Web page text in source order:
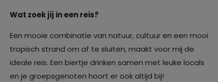
Wat zoek jij in een reis?
Een mooie combinatie van natuur, cultuur en een mooi
tropisch strand om af te sluiten, maakt voor mij de
ideale reis. Een biertje drinken samen met leuke locals
en je groepsgenoten hoort er ook altijd bij!